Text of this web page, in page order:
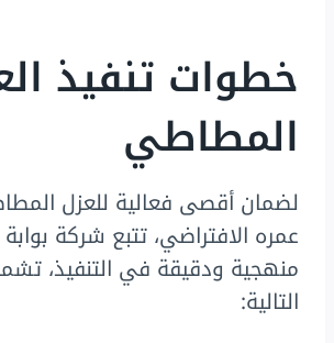
خطوات تنفيذ
المطاطي
لضمان أقصى فعالية للعزل
عمره الافتراضي، تتبع شركة
منهجية ودقيقة في التنفيذ،
التالية: